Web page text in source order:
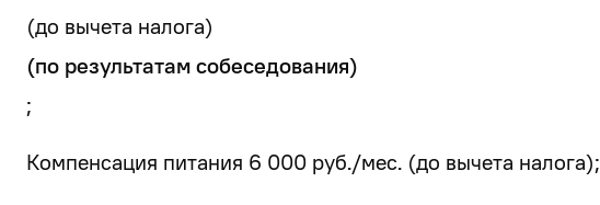
(до вычета налога)
(по результатам собеседования)
;
Компенсация питания 6 000 руб./мес. (до вычета налога);